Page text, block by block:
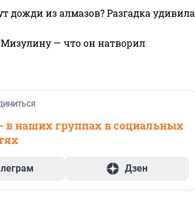
дожди из алмазов? Разгадка удивила
Мизулину — что он натворил
в наших группах в социальных
Дзен